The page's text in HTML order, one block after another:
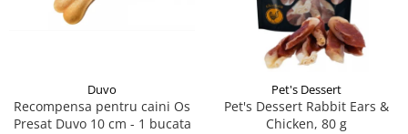
Duvo
Recompensa pentru caini Os
Presat Duvo 10 cm - 1 bucata
Pet's Dessert
Pet's Dessert Rabbit Ears &
Chicken, 80 g